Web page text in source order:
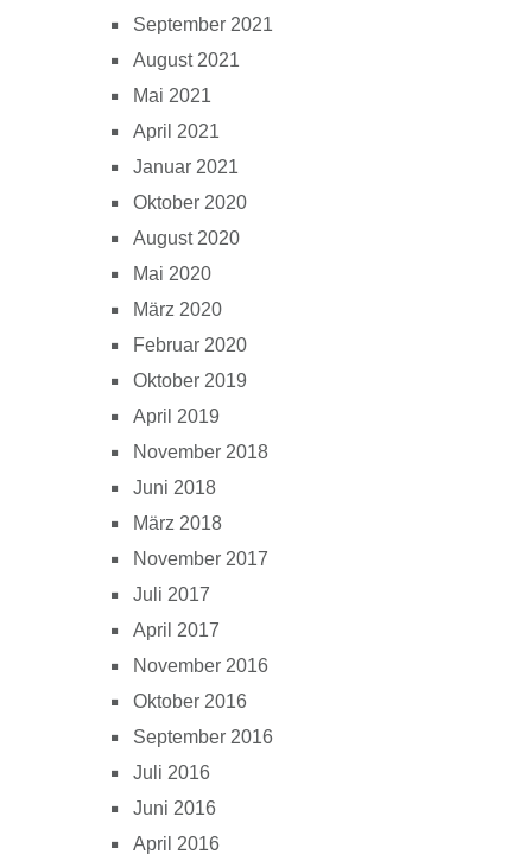
September 2021
August 2021
Mai 2021
April 2021
Januar 2021
Oktober 2020
August 2020
Mai 2020
März 2020
Februar 2020
Oktober 2019
April 2019
November 2018
Juni 2018
März 2018
November 2017
Juli 2017
April 2017
November 2016
Oktober 2016
September 2016
Juli 2016
Juni 2016
April 2016